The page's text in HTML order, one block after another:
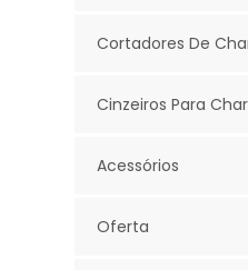
Cortadores De
Cinzeiros Para
Acessórios
Oferta